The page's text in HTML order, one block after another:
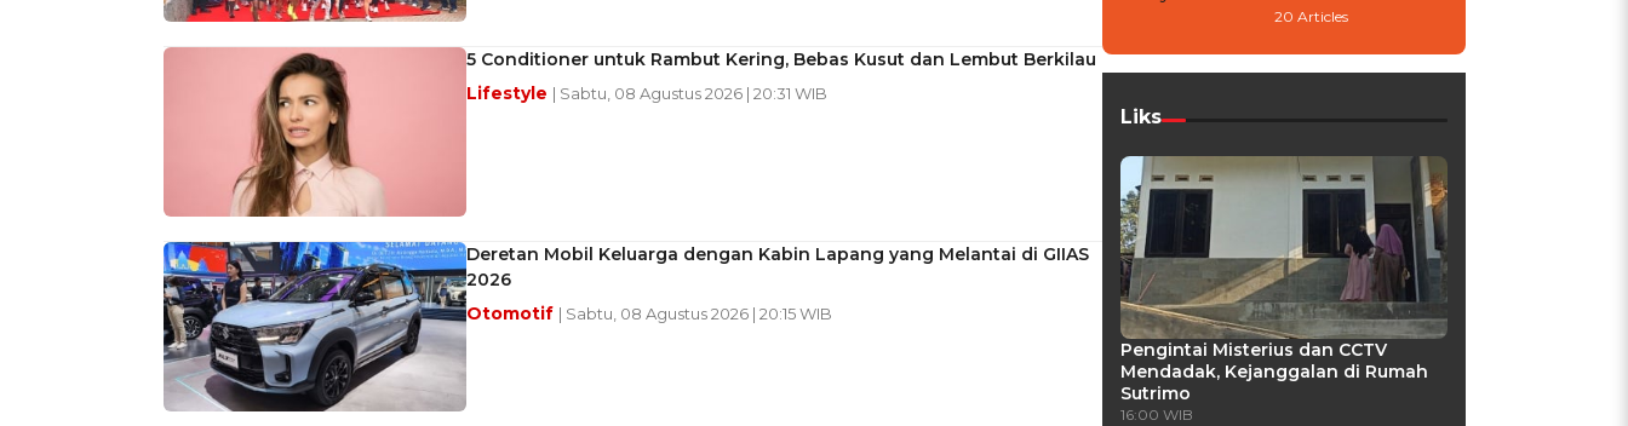
5 Conditioner untuk Rambut Kering, Bebas Kusut dan Lembut Berkilau
Lifestyle | Sabtu, 08 Agustus 2026 | 20:31 WIB
Deretan Mobil Keluarga dengan Kabin Lapang yang Melantai di GIIAS
2026
Otomotif | Sabtu, 08 Agustus 2026 | 20:15 WIB
20 Articles
Liks
Pengintai Misterius dan CCTV
Mendadak, Kejanggalan di Rumah
Sutrimo
16:00 WIB